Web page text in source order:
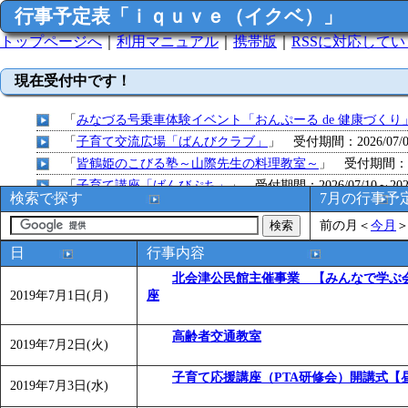
行事予定表「ｉｑｕｖｅ（イクベ）」
トップページへ｜利用マニュアル｜携帯版｜RSSに対応して
現在受付中です！
「みなづる号乗車体験イベント「おんぷーる de 健康づくり
「子育て交流広場「ばんびクラブ」
」 受付期間：2026/07/
「皆鶴姫のこびる塾～山際先生の料理教室～ 」 受付期間：
「子育て講座「ばんびぷち」」 受付期間：2026/07/10～
「 子育て交流広場「ばんびクラブ」
」 受付期間：2026/07/
「子育て交流広場「ばんびクラブ」
」 受付期間：2026/08/
「
赤ちゃん子育て講座「ばんびぷち」
」 受付期間：2026/
赤ちゃん子育て講座「ばんびぷち」」 受付期間：2026/
「まだまだ暑い！コミプの夏！！第11回 水中レクリエー
「子育て交流広場「ばんびクラブ」
「みなづる号乗車体験イベント「おんぷーる de 健康づくり
「堂島地区歴史ウオークの参加者を募集します」 受付期間
検索で探す 7月の行事予
前の月 ＜今月 ＞
日 行事内容
2019年7月1日(月)
北会津公民館主催事業 【みんなで学ぶ
座
2019年7月2日(火)
高齢者交通教室
2019年7月3日(水)
子育て応援講座（PTA研修会）開講式【